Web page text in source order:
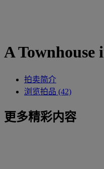
A Townhouse
拍卖简介
浏览拍品 (42)
更多精彩内容